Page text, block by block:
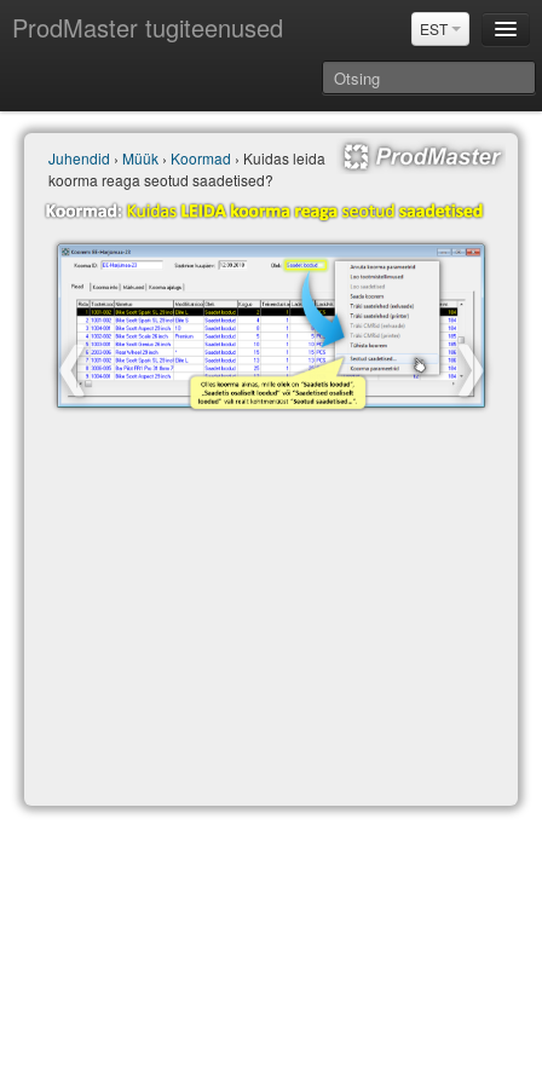
ProdMaster tugiteenused EST
Juhendid
Versiooniuuendused
Power BI & Merit Aktiva (EST)
Juhendid › Müük › Koormad › Kuidas leida
koorma reaga seotud saadetised?